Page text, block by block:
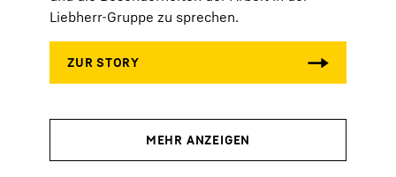
Liebherr-Gruppe zu sprechen.